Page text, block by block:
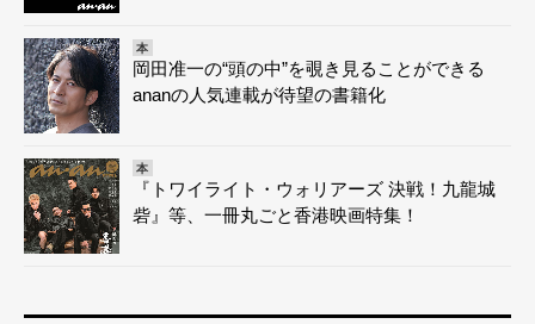
本
岡田准一の“頭の中”を覗き見ることができる
ananの人気連載が待望の書籍化
本
『トワイライト・ウォリアーズ 決戦！九龍城
砦』等、一冊丸ごと香港映画特集！